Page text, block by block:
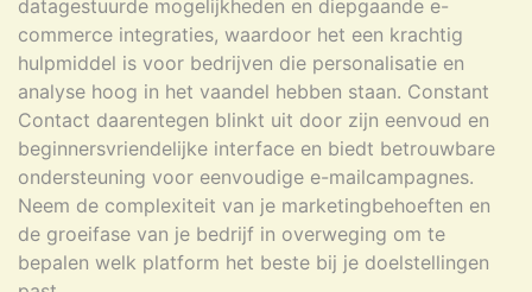
datagestuurde mogelijkheden en diepgaande e-
commerce integraties, waardoor het een krachtig
hulpmiddel is voor bedrijven die personalisatie en
analyse hoog in het vaandel hebben staan. Constant
Contact daarentegen blinkt uit door zijn eenvoud en
beginnersvriendelijke interface en biedt betrouwbare
ondersteuning voor eenvoudige e-mailcampagnes.
Neem de complexiteit van je marketingbehoeften en
de groeifase van je bedrijf in overweging om te
bepalen welk platform het beste bij je doelstellingen